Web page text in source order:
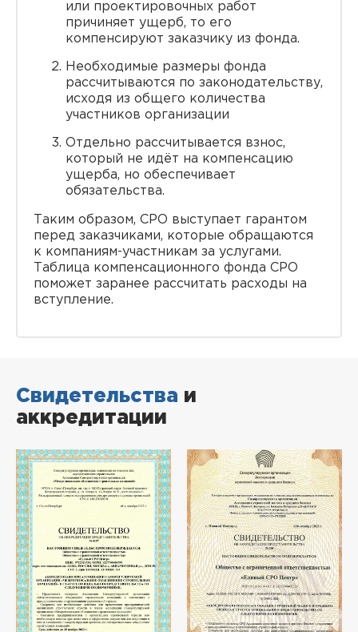
или проектировочных работ
причиняет ущерб, то его
компенсируют заказчику из фонда.
Необходимые размеры фонда
рассчитываются по законодательству,
исходя из общего количества
участников организации
Отдельно рассчитывается взнос,
который не идёт на компенсацию
ущерба, но обеспечивает
обязательства.
Таким образом, СРО выступает гарантом
перед заказчиками, которые обращаются
к компаниям-участникам за услугами.
Таблица компенсационного фонда СРО
поможет заранее рассчитать расходы на
вступление.
Свидетельства и
аккредитации